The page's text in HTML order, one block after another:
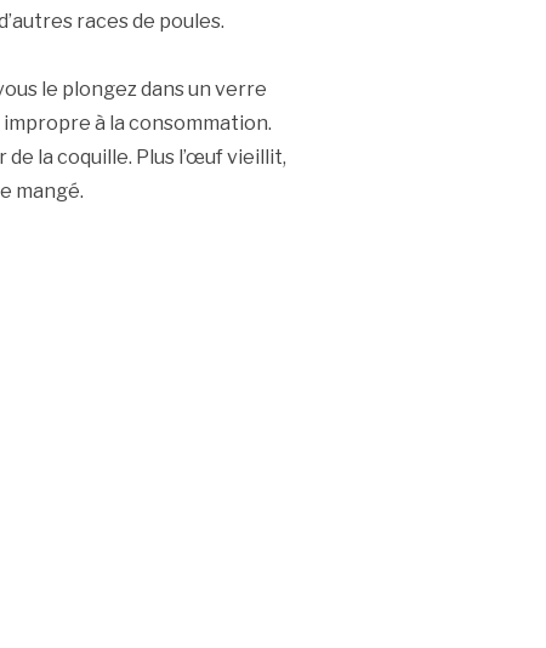
races de poules.
le plongez dans un verre
à la consommation.
la coquille. Plus l’œuf vieillit,
mangé.